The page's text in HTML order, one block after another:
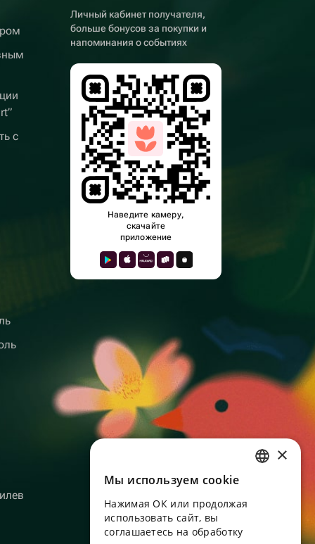
с
Личный кабинет получателя,
больше бонусов за покупки и
напоминания о событиях
Наведите камеру,
скачайте
приложение
ENGLISH
UKRAINIAN
×
Мы используем сookie
Нажимая ОК или продолжая
использовать сайт, вы
соглашаетесь на обработку